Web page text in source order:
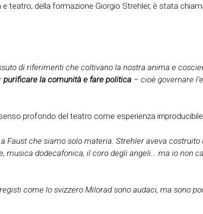
teatro, della formazione Giorgio Strehler, è stata
di riferimenti che coltivano la nostra anima e
purificare la comunità e fare politica – cioè governare
profondo del teatro come esperienza
Faust che siamo solo materia. Strehler aveva
musica dodecafonica, il coro degli angeli… ma io non
come lo svizzero Milorad sono audaci, ma sono